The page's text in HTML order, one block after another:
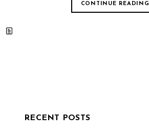
CONTINUE READING
RECENT POSTS